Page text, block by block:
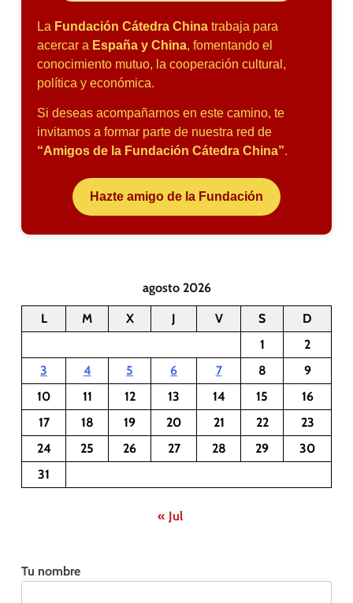
La Fundación Cátedra China trabaja para
acercar a España y China, fomentando el
conocimiento mutuo, la cooperación cultural,
política y económica.
Si deseas acompañarnos en este camino, te
invitamos a formar parte de nuestra red de
“Amigos de la Fundación Cátedra China”.
Hazte amigo de la Fundación
agosto 2026
L M X J V S
D
1
2
3
4 5 6 7 8
9
10
11 12 13 14 15
16
17
18 19 20 21 22
23
24
25 26 27 28 29
30
31
« Jul
Tu nombre